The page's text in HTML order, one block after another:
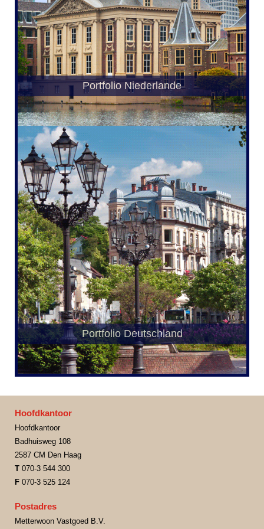
Portfolio Niederlande
Portfolio Deutschland
Hoofdkantoor
Hoofdkantoor
Badhuisweg 108
2587 CM Den Haag
T 070-3 544 300
F 070-3 525 124
Postadres
Metterwoon Vastgoed B.V.